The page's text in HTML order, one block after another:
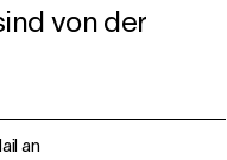
von der
an